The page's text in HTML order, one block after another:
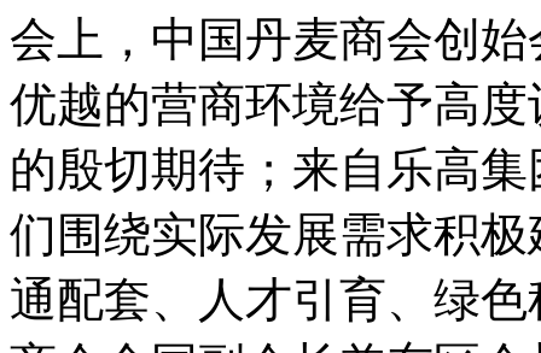
会上，中国丹麦商会创
优越的营商环境给予高
的殷切期待；来自乐高
们围绕实际发展需求积
通配套、人才引育、绿